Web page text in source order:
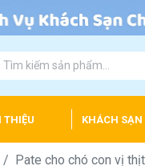
THIỆU KHÁCH SẠN
Pate cho chó con vị